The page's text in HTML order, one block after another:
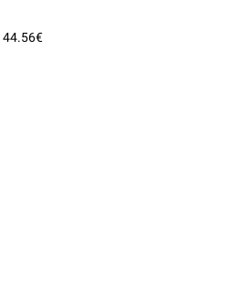
44.56€